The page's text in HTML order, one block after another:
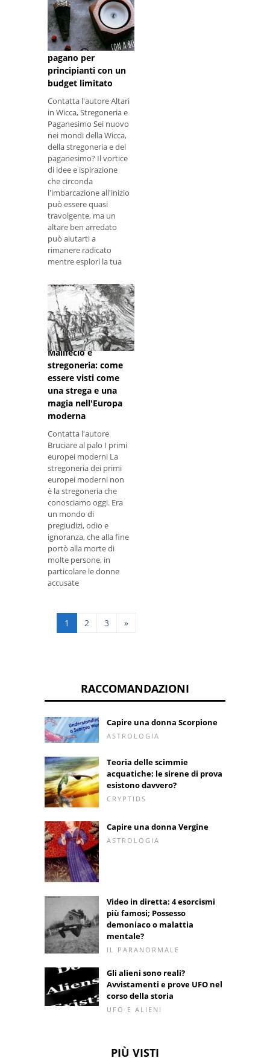
Come impostare
un altare wiccan o
pagano per
principianti con un
budget limitato
Contatta l'autore Altari
in Wicca, Stregoneria e
Paganesimo Sei nuovo
nei mondi della Wicca,
della stregoneria e del
paganesimo? Il vortice
di idee e ispirazione
che circonda
l'imbarcazione all'inizio
può essere quasi
travolgente, ma un
altare ben arredato
può aiutarti a
rimanere radicato
mentre esplori la tua
Malifecio e
stregoneria: come
essere visti come
una strega e una
magia nell'Europa
moderna
Contatta l'autore
Bruciare al palo I primi
europei moderni La
stregoneria dei primi
europei moderni non
è la stregoneria che
conosciamo oggi. Era
un mondo di
pregiudizi, odio e
ignoranza, che alla fine
portò alla morte di
molte persone, in
particolare le donne
accusate
1 2 3 »
RACCOMANDAZIONI
Capire una donna Scorpione
ASTROLOGIA
Teoria delle scimmie
acquatiche: le sirene di prova
esistono davvero?
CRYPTIDS
Capire una donna Vergine
ASTROLOGIA
Video in diretta: 4 esorcismi
più famosi; Possesso
demoniaco o malattia
mentale?
IL PARANORMALE
Gli alieni sono reali?
Avvistamenti e prove UFO nel
corso della storia
UFO E ALIENI
PIÙ VISTI